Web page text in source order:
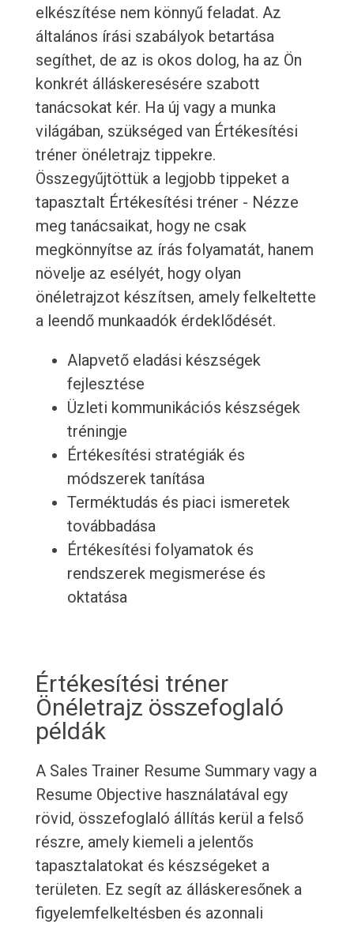
elkészítése nem könnyű feladat. Az
általános írási szabályok betartása
segíthet, de az is okos dolog, ha az Ön
konkrét álláskeresésére szabott
tanácsokat kér. Ha új vagy a munka
világában, szükséged van Értékesítési
tréner önéletrajz tippekre.
Összegyűjtöttük a legjobb tippeket a
tapasztalt Értékesítési tréner - Nézze
meg tanácsaikat, hogy ne csak
megkönnyítse az írás folyamatát, hanem
növelje az esélyét, hogy olyan
önéletrajzot készítsen, amely felkeltette
a leendő munkaadók érdeklődését.
Alapvető eladási készségek
fejlesztése
Üzleti kommunikációs készségek
tréningje
Értékesítési stratégiák és
módszerek tanítása
Terméktudás és piaci ismeretek
továbbadása
Értékesítési folyamatok és
rendszerek megismerése és
oktatása
Értékesítési tréner
Önéletrajz összefoglaló
példák
A Sales Trainer Resume Summary vagy a
Resume Objective használatával egy
rövid, összefoglaló állítás kerül a felső
részre, amely kiemeli a jelentős
tapasztalatokat és készségeket a
területen. Ez segít az álláskeresőnek a
figyelemfelkeltésben és azonnali